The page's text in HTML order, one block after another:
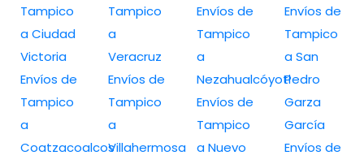
Tampico
a Ciudad
Victoria
Envíos de
Tampico
a
Coatzacoalcos
Tampico
a
Veracruz
Envíos de
Tampico
a
Villahermosa
Envíos de
Tampico
a
Nezahualcóyotl
Envíos de
Tampico
a Nuevo
Envíos de
Tampico
a San
Pedro
Garza
García
Envíos de